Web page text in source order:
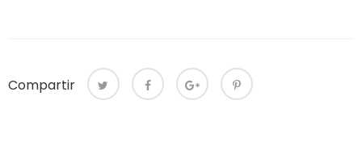
Compartir
Compartir